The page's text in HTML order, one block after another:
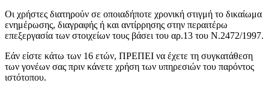
Οι χρήστες διατηρούν σε οποιαδήποτε χρονική στιγμή το δικαίωμα
ενημέρωσης, διαγραφής ή και αντίρρησης στην περαιτέρω
επεξεργασία των στοιχείων τους βάσει του αρ.13 του Ν.2472/1997.
Εάν είστε κάτω των 16 ετών, ΠΡΕΠΕΙ να έχετε τη συγκατάθεση
των γονέων σας πριν κάνετε χρήση των υπηρεσιών του παρόντος
ιστότοπου.